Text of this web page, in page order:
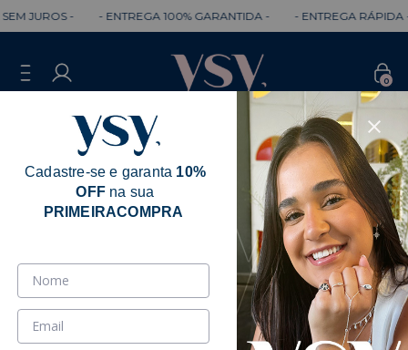
- ENTREGA 100% GARANTIDA - - ENTREGA RÁPIDA - -
0
Chokers
Filtrar
Cadastre-se e garanta 10%
OFF na sua
PRIMEIRACOMPRA